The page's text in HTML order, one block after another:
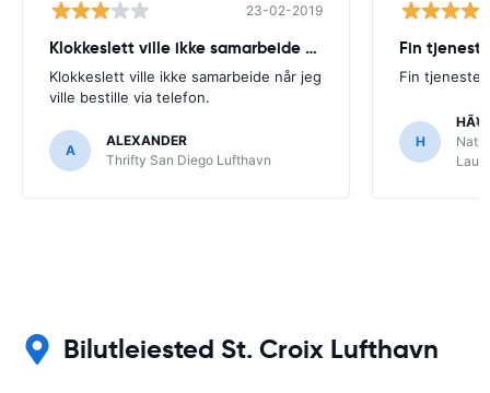
23-02-2019
Klokkeslett ville ikke samarbeide når
Klokkeslett ville ikke samarbeide når jeg
ville bestille via telefon.
A
ALEXANDER
Thrifty San Diego Lufthavn
Fin
Fin tjeneste
H
Bilutleiested St. Croix Lufthavn